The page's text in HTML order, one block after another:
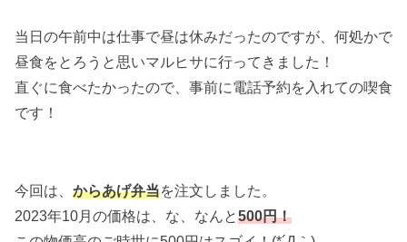
当日の午前中は仕事で昼は休みだったのですが、何処かで
昼食をとろうと思いマルヒサに行ってきました！
直ぐに食べたかったので、事前に電話予約を入れての喫食
です！
今回は、 からあげ弁当を注文しました。
2023年10月の価格は、な、なんと500円！